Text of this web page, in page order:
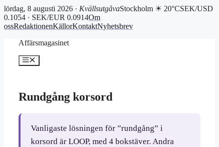
lördag, 8 augusti 2026 · KvällsutgåvaStockholm ☀ 20°CSEK/USD
0.1054 · SEK/EUR 0.0914Om
ossRedaktionenKällorKontaktNyhetsbrev
Affärsmagasinet
Meny
Rundgång korsord
Vanligaste lösningen för ”rundgång” i
korsord är LOOP, med 4 bokstäver. Andra